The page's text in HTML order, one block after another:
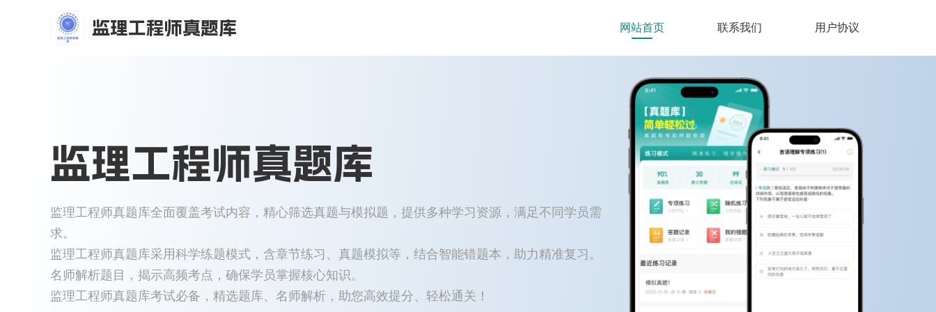
监理工程师真题库 网站首页 联系我们 用户协议
监理工程师真题库
监理工程师真题库全面覆盖考试内容，精心筛选真题与模拟题，提供多种学习资源，满足不同学员需
求。
监理工程师真题库采用科学练题模式，含章节练习、真题模拟等，结合智能错题本，助力精准复习。
名师解析题目，揭示高频考点，确保学员掌握核心知识。
监理工程师真题库考试必备，精选题库、名师解析，助您高效提分、轻松通关！